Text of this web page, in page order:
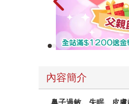
內容簡介
鼻子過敏、失眠、皮